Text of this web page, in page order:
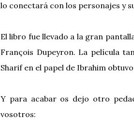
lo conectará con los personajes y
El libro fue llevado a la gran
François Dupeyron. La película
Sharif en el papel de Ibrahim
Y para acabar os dejo otro
vosotros: